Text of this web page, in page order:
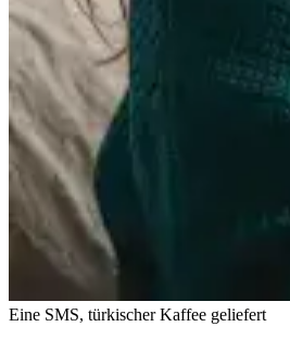
Eine SMS, türkischer Kaffee geliefert